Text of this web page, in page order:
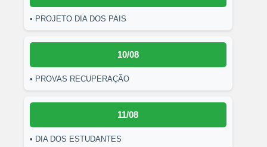
• PROJETO DIA DOS PAIS
10/08
• PROVAS RECUPERAÇÃO
11/08
• DIA DOS ESTUDANTES